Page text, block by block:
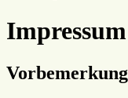
Impressum
Vorbemerkung